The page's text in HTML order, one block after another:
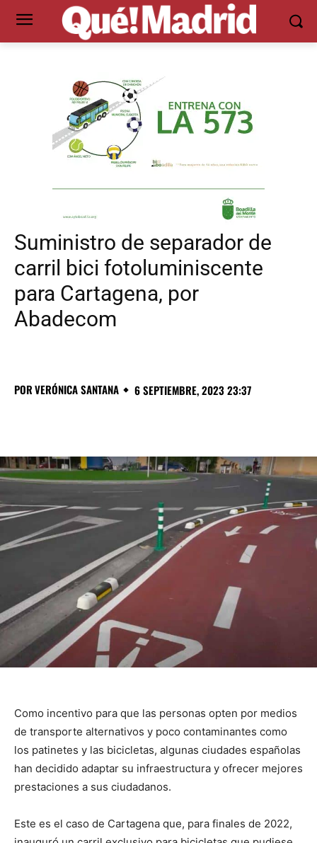
Suministro de separador de
carril bici fotoluminiscente
para Cartagena, por
Abadecom
PORVERÓNICA SANTANA 6 SEPTIEMBRE, 2023 23:37
Como incentivo para que las personas opten por medios
de transporte alternativos y poco contaminantes como
los patinetes y las bicicletas, algunas ciudades españolas
han decidido adaptar su infraestructura y ofrecer mejores
prestaciones a sus ciudadanos.
Este es el caso de Cartagena que, para finales de 2022,